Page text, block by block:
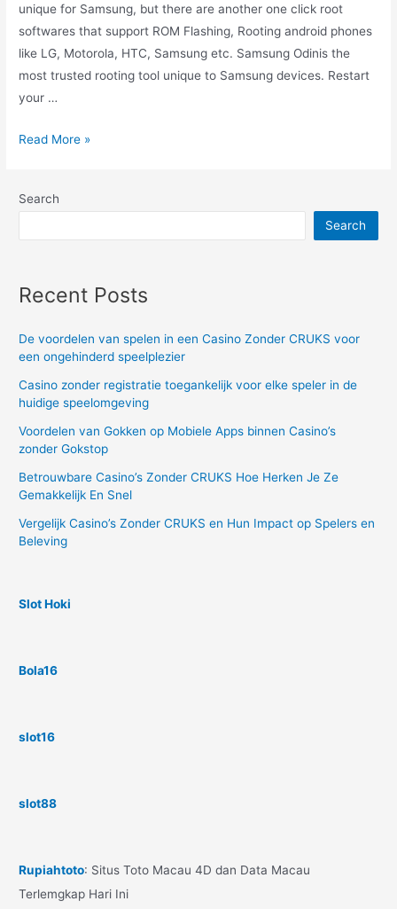
..
unique for Samsung, but there are another one click root
softwares that support ROM Flashing, Rooting android phones
like LG, Motorola, HTC, Samsung etc. Samsung Odinis the
most trusted rooting tool unique to Samsung devices. Restart
your …
How
Samsung
Ubuntu?
Read More »
Search
Search
Recent Posts
De voordelen van spelen in een Casino Zonder CRUKS voor
een ongehinderd speelplezier
Casino zonder registratie toegankelijk voor elke speler in de
huidige speelomgeving
Voordelen van Gokken op Mobiele Apps binnen Casino’s
zonder Gokstop
Betrouwbare Casino’s Zonder CRUKS Hoe Herken Je Ze
Gemakkelijk En Snel
Vergelijk Casino’s Zonder CRUKS en Hun Impact op Spelers en
Beleving
Slot Hoki
Bola16
slot16
slot88
Rupiahtoto: Situs Toto Macau 4D dan Data Macau
Terlemgkap Hari Ini